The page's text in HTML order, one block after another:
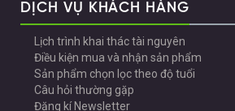
DỊCH VỤ KHÁCH HÀNG
Lịch trình khai thác tài nguyên
Điều kiện mua và nhận sản phẩm
Sản phẩm chọn lọc theo độ tuổi
Câu hỏi thường gặp
Đăng kí Newsletter